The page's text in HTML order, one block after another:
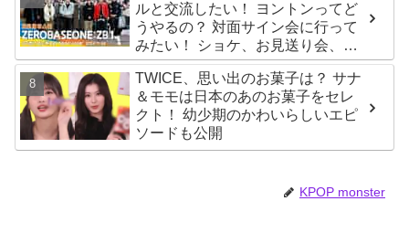
ルと交流したい！ ヨントンってど
うやるの？ 対面サイン会に行って
みたい！ ショケ、お見送り会、握
手会・・・リリースイベントあれ
これを紹介
TWICE、思い出のお菓子は？ サナ
＆モモは日本のあのお菓子をセレ
クト！ 幼少期のかわいらしいエピ
ソードも公開
KPOP monster